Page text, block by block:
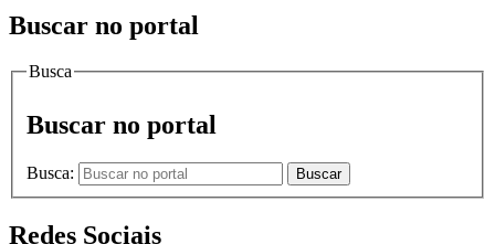
Buscar no portal
Busca
Buscar no portal
Busca: Buscar
Redes Sociais